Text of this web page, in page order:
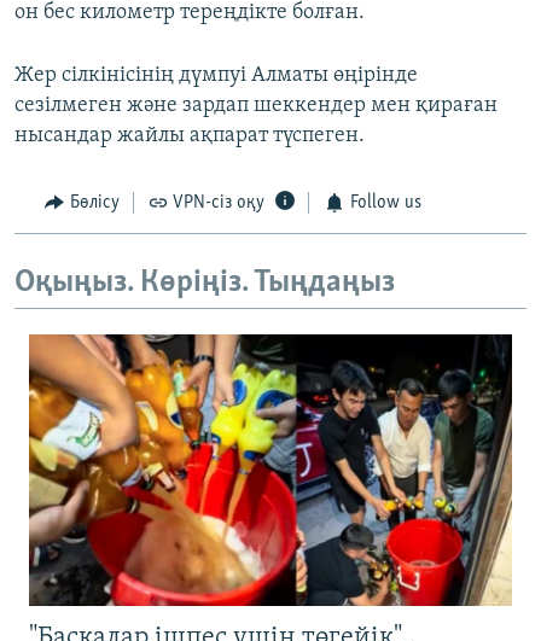
он бес километр тереңдікте болған.
Жер сілкінісінің дүмпуі Алматы өңірінде
сезілмеген және зардап шеккендер мен қираған
нысандар жайлы ақпарат түспеген.
Бөлісу VPN-сіз оқу Follow us
Оқыңыз. Көріңіз. Тыңдаңыз